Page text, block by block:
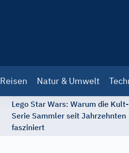
Reisen Natur & Umwelt
Lego Star Wars: Warum die Kult-
Serie Sammler seit Jahrzehnten
fasziniert